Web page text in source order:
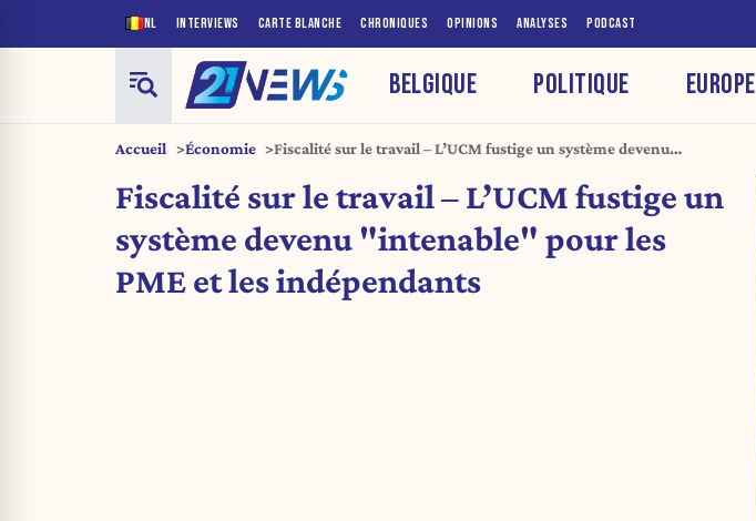
NL INTERVIEWS CARTE BLANCHE CHRONIQUES OPINIONS ANALYSES PODCAST
BELGIQUE POLITIQUE EUROPE
Accueil Économie
Fiscalité sur le travail – L’UCM fustige un système devenu
Fiscalité sur le travail – L’UCM fustige un
système devenu "intenable" pour les
PME et les indépendants